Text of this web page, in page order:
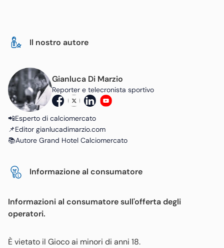
Il nostro autore
Gianluca Di Marzio
Reporter e telecronista sportivo
📲Esperto di calciomercato
📌Editor gianlucadimarzio.com
📚Autore Grand Hotel Calciomercato
Informazione al consumatore
Informazioni al consumatore sull'offerta degli
operatori.
È vietato il Gioco ai minori di anni 18.